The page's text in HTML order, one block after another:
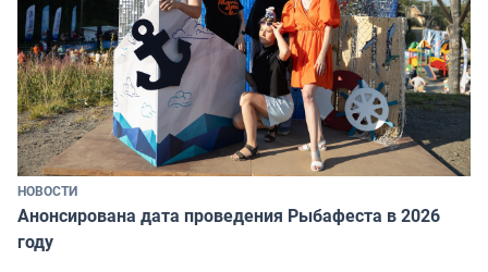
НОВОСТИ
Анонсирована дата проведения Рыбафеста в 2026
году